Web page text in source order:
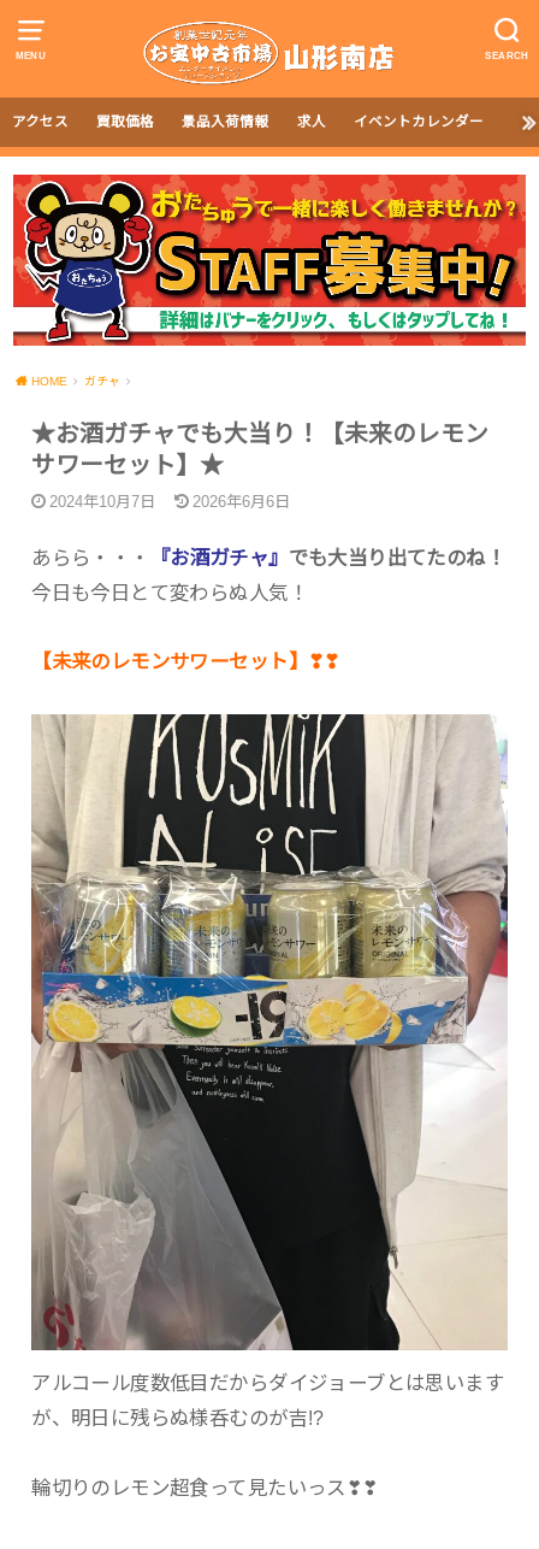
MENU SEARCH
アクセス 買取価格 景品入荷情報 求人 イベントカレンダー
HOME ガチャ
★お酒ガチャでも大当り！【未来のレモン
サワーセット】★
2024年10月7日 2026年6月6日
あらら・・・ 『お酒ガチャ』 でも大当り出てたのね！
今日も今日とて変わらぬ人気！
【未来のレモンサワーセット】❣❣
アルコール度数低目だからダイジョーブとは思います
が、明日に残らぬ様呑むのが吉!?
輪切りのレモン超食って見たいっス❣❣